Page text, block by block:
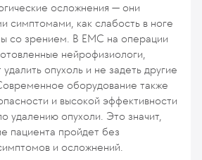
осложнения — они
симптомами, как слабость в ноге
со зрением. В ЕМС на операции
нейрофизиологи,
опухоль и не задеть другие
оборудование также
и высокой эффективности
удалению опухоли. Это значит,
пациента пройдет без
и осложнений.